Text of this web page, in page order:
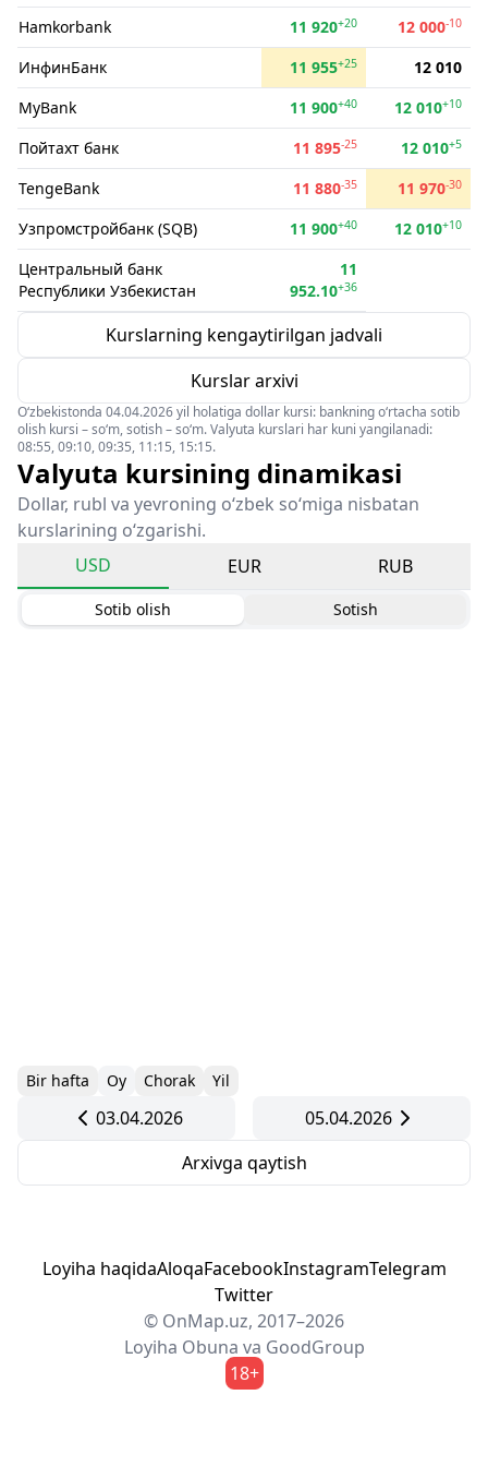
Hamkorbank
11 920+20 12 000-10
ИнфинБанк 11 955+25
12 010
MyBank
11 900+40 12 010+10
Пойтахт банк 11 895-25 12 010+5
TengeBank 11 880-35 11 970-30
Узпромстройбанк (SQB) 11 900+40 12 010+10
Центральный банк
Республики Узбекистан
11
952.10+36
Kurslarning kengaytirilgan jadvali
Kurslar arxivi
O‘zbekistonda 04.04.2026 yil holatiga dollar kursi: bankning o‘rtacha sotib
olish kursi – so‘m, sotish – so‘m. Valyuta kurslari har kuni yangilanadi:
08:55, 09:10, 09:35, 11:15, 15:15.
Valyuta kursining dinamikasi
Dollar, rubl va yevroning o‘zbek so‘miga nisbatan
kurslarining o‘zgarishi.
USD
EUR RUB
Sotib olish Sotish
Bir hafta Oy Chorak Yil
03.04.2026
05.04.2026
Arxivga qaytish
Loyiha haqidaAloqaFacebookInstagramTelegram
Twitter
© OnMap.uz, 2017–2026
Loyiha Obuna va GoodGroup
18+